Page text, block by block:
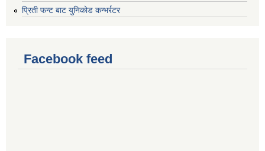
प्रिती फन्ट बाट युनिकोड कन्भर्रटर
Facebook feed